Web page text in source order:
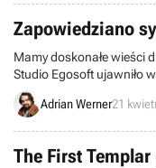
premiery tak dużej gry
ostatnia aktualna data
Zapowiedziano
Mamy doskonałe wieści
Studio Egosoft ujawniło
popularnej serii X.
Adrian Werner21
The First Templar